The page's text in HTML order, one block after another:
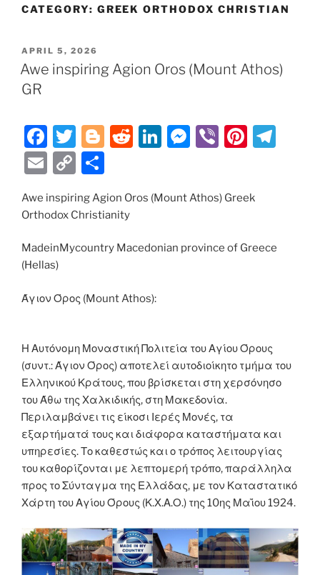
CATEGORY: GREEK ORTHODOX CHRISTIAN
POSTED
ON
APRIL 5, 2026
Awe inspiring Agion Oros (Mount Athos)
GR
F
a
c
e
b
o
o
k
T
w
itt
er
Bl
g
er
R
di
Li
e
n
M
e
g
Vi Pi
e
m
E
ai
C
p
Li
k
ar
Awe inspiring Agion Oros (Mount Athos) Greek
Orthodox Christianity
MadeinMycountry Macedonian province of Greece
(Hellas)
Άγιον Όρος (Mount Athos):
Η Αυτόνομη Μοναστική Πολιτεία του Αγίου Όρους
(συντ.: Άγιον Όρος) αποτελεί αυτοδιοίκητο τμήμα του
Ελληνικού Κράτους, που βρίσκεται στη χερσόνησο
του Άθω της Χαλκιδικής, στη Μακεδονία.
Περιλαμβάνει τις είκοσι Ιερές Μονές, τα
εξαρτήματά τους και διάφορα καταστήματα και
υπηρεσίες. Το καθεστώς και ο τρόπος λειτουργίας
του καθορίζονται με λεπτομερή τρόπο, παράλληλα
προς το Σύνταγμα της Ελλάδας, με τον Καταστατικό
Χάρτη του Αγίου Όρους (Κ.Χ.Α.Ο.) της 10ης Μαΐου 1924.